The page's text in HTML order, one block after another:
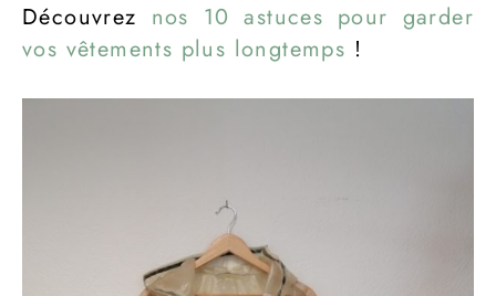
Découvrez nos 10 astuces pour garder
vos vêtements plus longtemps !